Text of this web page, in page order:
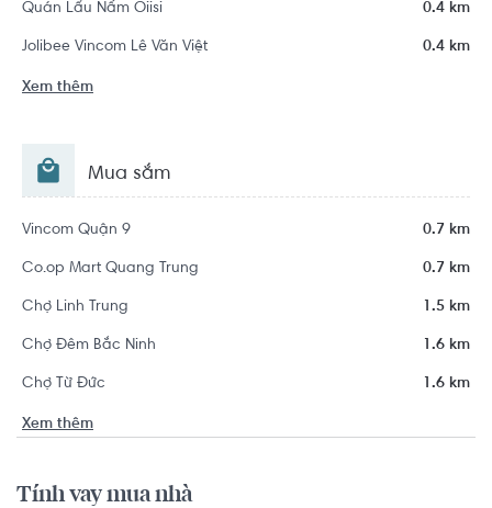
Quán Lẩu Nấm Oiisi 0.4 km
Jolibee Vincom Lê Văn Việt 0.4 km
Xem thêm
Mua sắm
Vincom Quận 9 0.7 km
Co.op Mart Quang Trung 0.7 km
Chợ Linh Trung 1.5 km
Chợ Đêm Bắc Ninh 1.6 km
Chợ Từ Đức 1.6 km
Xem thêm
Tính vay mua nhà